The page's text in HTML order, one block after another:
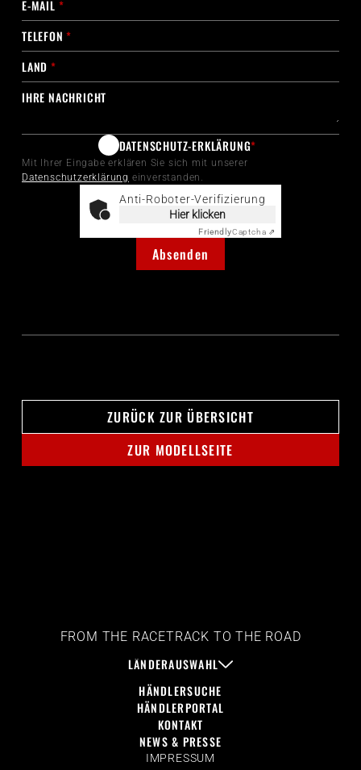
E-MAIL *
TELEFON*
LAND *
IHRE NACHRICHT
DATENSCHUTZ-ERKLÄRUNG*
Mit Ihrer Eingabe erklären Sie sich mit unserer
Datenschutzerklärung einverstanden.
Anti-Roboter-Verifizierung
Hier klicken
FriendlyCaptcha ⇗
Absenden
ZURÜCK ZUR ÜBERSICHT
ZUR MODELLSEITE
FROM THE RACETRACK TO THE ROAD
LÄNDERAUSWAHL
HÄNDLERSUCHE
HÄNDLERPORTAL
KONTAKT
NEWS & PRESSE
IMPRESSUM